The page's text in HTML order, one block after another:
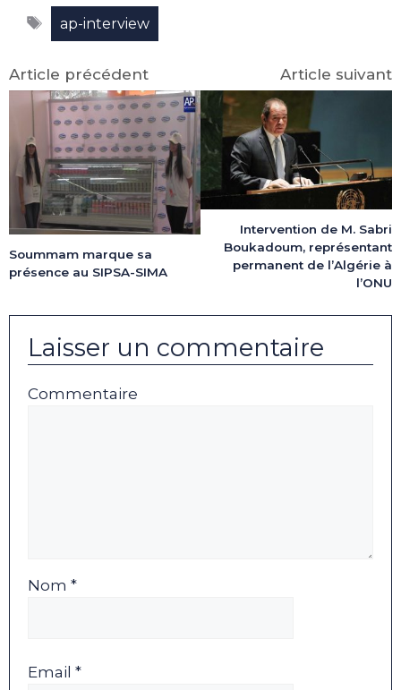
Facebook
X
(Twitter)
LinkedIn
Étiquettes
ap-interview
Article précédent
Soummam marque sa
présence au SIPSA-SIMA
Article suivant
Intervention de M. Sabri
Boukadoum, représentant
permanent de l’Algérie à
l’ONU
Laisser un commentaire
Commentaire
Nom *
Email *